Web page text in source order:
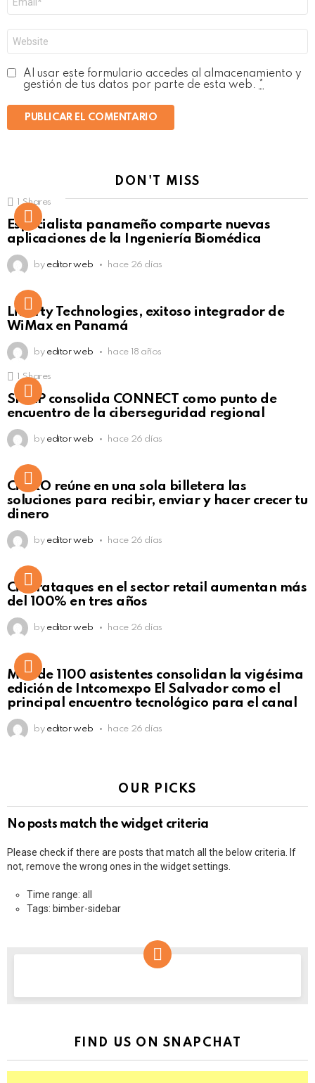
electrónico
*
Al usar este formulario accedes al almacenamiento y
gestión de tus datos por parte de esta web.
DON'T MISS
Click to view this post
1 Shares
Especialista panameño comparte nuevas
aplicaciones de la Ingeniería Biomédica
by editor web hace 26 días
Liberty Technologies, exitoso integrador de
WiMax en Panamá
by editor web hace 18 años
Click to view this post
1 Shares
SISAP consolida CONNECT como punto de
encuentro de la ciberseguridad regional
by editor web hace 26 días
Not Safe For Work
Click to view this post
CiNKO reúne en una sola billetera las
soluciones para recibir, enviar y hacer crecer tu
dinero
by editor web hace 26 días
Ciberataques en el sector retail aumentan más
del 100% en tres años
by editor web hace 26 días
Más de 1100 asistentes consolidan la vigésima
edición de Intcomexpo El Salvador como el
principal encuentro tecnológico para el canal
by editor web hace 26 días
OUR PICKS
No posts match the widget criteria
Please check if there are posts that match all the below criteria. If
not, remove the wrong ones in the widget settings.
Time range: all
Tags: bimber-sidebar
FIND US ON SNAPCHAT